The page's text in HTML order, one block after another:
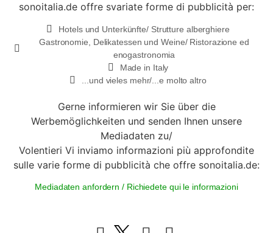
sonoitalia.de offre svariate forme di pubblicità per:
Hotels und Unterkünfte/ Strutture alberghiere
Gastronomie, Delikatessen und Weine/ Ristorazione ed
enogastronomia
Made in Italy
...und vieles mehr/...e molto altro
Gerne informieren wir Sie über die
Werbemöglichkeiten und senden Ihnen unsere
Mediadaten zu/
Volentieri Vi inviamo informazioni più approfondite
sulle varie forme di pubblicità che offre sonoitalia.de:
Mediadaten anfordern / Richiedete qui le informazioni